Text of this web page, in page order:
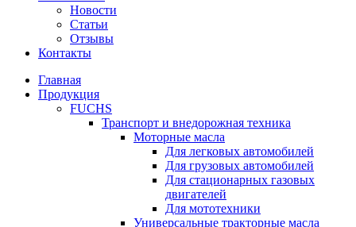
Новости
Статьи
Отзывы
Контакты
Главная
Продукция
FUCHS
Транспорт и внедорожная техника
Моторные масла
Для легковых автомобилей
Для грузовых автомобилей
Для стационарных газовых
двигателей
Для мототехники
Универсальные тракторные масла